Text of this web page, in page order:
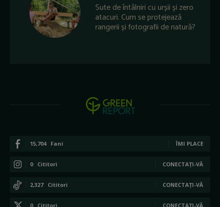
Sute de întâlniri cu urșii și zero
atacuri. Cum se protejează
rangerii și fotografii de natură?
15,704 Fani ÎMI PLACE
0 Cititori CONECTAȚI-VĂ
2,327 Cititori CONECTAȚI-VĂ
0 Cititori CONECTAȚI-VĂ